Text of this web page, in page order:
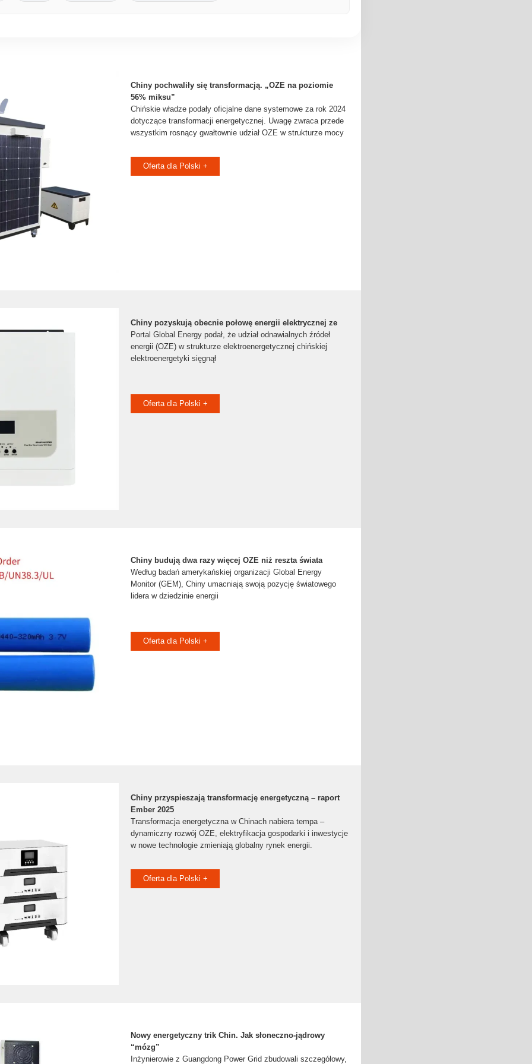
Chiny pochwaliły się transformacją. „OZE na poziomie
56% miksu”
Chińskie władze podały oficjalne dane systemowe za rok 2024
dotyczące transformacji energetycznej. Uwagę zwraca przede
wszystkim rosnący gwałtownie udział OZE w strukturze mocy
Oferta dla Polski +
Chiny pozyskują obecnie połowę energii elektrycznej ze
Portal Global Energy podał, że udział odnawialnych źródeł
energii (OZE) w strukturze elektroenergetycznej chińskiej
elektroenergetyki sięgnął
Oferta dla Polski +
Chiny budują dwa razy więcej OZE niż reszta świata
Według badań amerykańskiej organizacji Global Energy
Monitor (GEM), Chiny umacniają swoją pozycję światowego
lidera w dziedzinie energii
Oferta dla Polski +
Chiny przyspieszają transformację energetyczną – raport
Ember 2025
Transformacja energetyczna w Chinach nabiera tempa –
dynamiczny rozwój OZE, elektryfikacja gospodarki i inwestycje
w nowe technologie zmieniają globalny rynek energii.
Oferta dla Polski +
Nowy energetyczny trik Chin. Jak słoneczno-jądrowy
“mózg”
Inżynierowie z Guangdong Power Grid zbudowali szczegółowy,